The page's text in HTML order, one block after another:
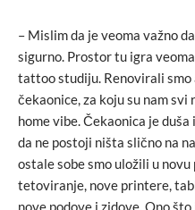
– Mislim da je veoma važno
sigurno. Prostor tu igra
tattoo studiju. Renovirali smo
čekaonice, za koju su nam
home vibe. Čekaonica je
da ne postoji ništa slično na
ostale sobe smo uložili u
tetoviranje, nove printere,
nove podove i zidove. Ono